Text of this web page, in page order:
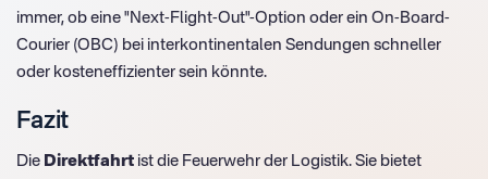
immer, ob eine "Next-Flight-Out"-Option oder ein On-Board-
Courier (OBC) bei interkontinentalen Sendungen schneller
oder kosteneffizienter sein könnte.
Fazit
Die Direktfahrt ist die Feuerwehr der Logistik. Sie bietet